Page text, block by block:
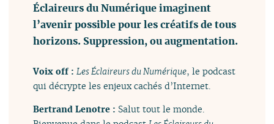
Éclaireurs du Numérique imaginent
l’avenir possible pour les créatifs de tous
horizons. Suppression, ou augmentation.
Voix off :Les Éclaireurs du Numérique, le podcast
qui décrypte les enjeux cachés d’Internet.
Bertrand Lenotre : Salut tout le monde.